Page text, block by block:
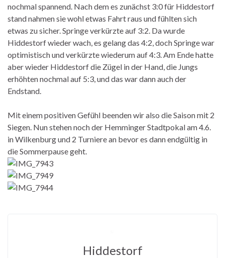
nochmal spannend. Nach dem es zunächst 3:0 für Hiddestorf
stand nahmen sie wohl etwas Fahrt raus und fühlten sich
etwas zu sicher. Springe verkürzte auf 3:2. Da wurde
Hiddestorf wieder wach, es gelang das 4:2, doch Springe war
optimistisch und verkürzte wiederum auf 4:3. Am Ende hatte
aber wieder Hiddestorf die Zügel in der Hand, die Jungs
erhöhten nochmal auf 5:3, und das war dann auch der
Endstand.
Mit einem positiven Gefühl beenden wir also die Saison mit 2
Siegen. Nun stehen noch der Hemminger Stadtpokal am 4.6.
in Wilkenburg und 2 Turniere an bevor es dann endgültig in
die Sommerpause geht.
Hiddestorf